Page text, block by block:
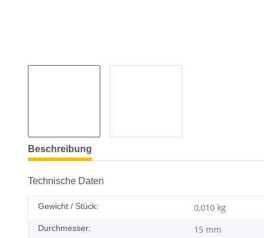
Beschreibung
Technische Daten
Gewicht / Stück: 0,010 kg
Durchmesser: 15 mm